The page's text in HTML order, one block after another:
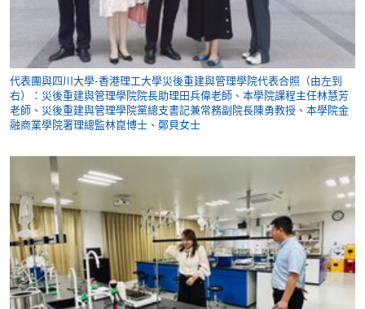
代表團與四川大學-香港理工大學災後重建與管理學院代表合照（由左到
右）：災後重建與管理學院院長助理田兵偉老師、本學院課程主任林慧芳
老師、災後重建與管理學院黨總支書記兼常務副院長陳勇教授、本學院金
融商業學院署理總監林崑博士、鄭貝女士